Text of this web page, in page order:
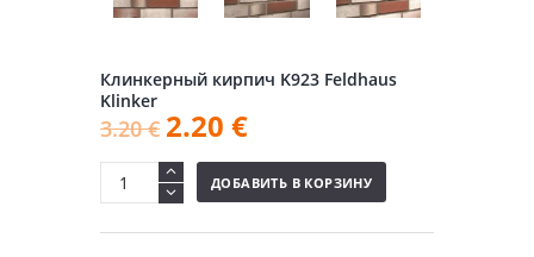
Клинкерный кирпич K923 Feldhaus
Klinker
3.20€ 2.20 €
ДОБАВИТЬ В КОРЗИНУ